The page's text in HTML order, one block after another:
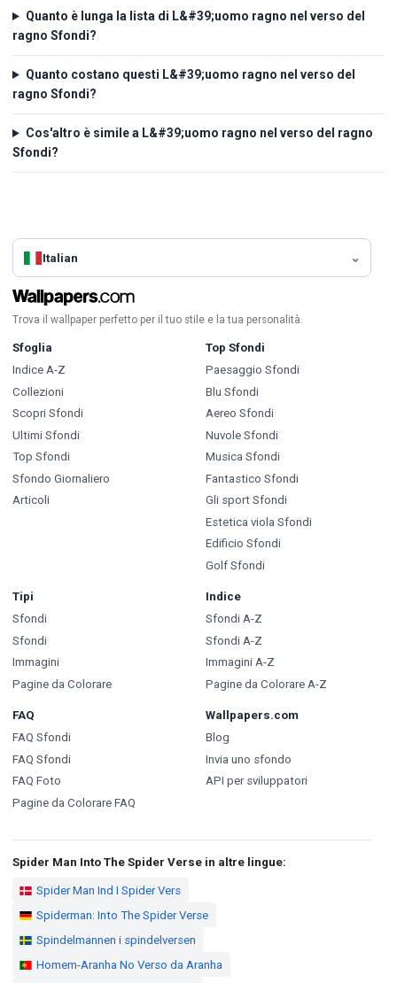
Quanto è lunga la lista di L&#39;uomo ragno nel verso del
ragno Sfondi?
Quanto costano questi L&#39;uomo ragno nel verso del
ragno Sfondi?
Cos'altro è simile a L&#39;uomo ragno nel verso del ragno
Sfondi?
Italian
Trova il wallpaper perfetto per il tuo stile e la tua personalità.
Sfoglia
Indice A-Z
Collezioni
Scopri Sfondi
Ultimi Sfondi
Top Sfondi
Sfondo Giornaliero
Articoli
Top Sfondi
Paesaggio Sfondi
Blu Sfondi
Aereo Sfondi
Nuvole Sfondi
Musica Sfondi
Fantastico Sfondi
Gli sport Sfondi
Estetica viola Sfondi
Edificio Sfondi
Golf Sfondi
Tipi
Sfondi
Sfondi
Immagini
Pagine da Colorare
Indice
Sfondi A-Z
Sfondi A-Z
Immagini A-Z
Pagine da Colorare A-Z
FAQ
FAQ Sfondi
FAQ Sfondi
FAQ Foto
Pagine da Colorare FAQ
Wallpapers.com
Blog
Invia uno sfondo
API per sviluppatori
Spider Man Into The Spider Verse in altre lingue:
Spider Man Ind I Spider Vers
Spiderman: Into The Spider Verse
Spindelmannen i spindelversen
Homem-Aranha No Verso da Aranha